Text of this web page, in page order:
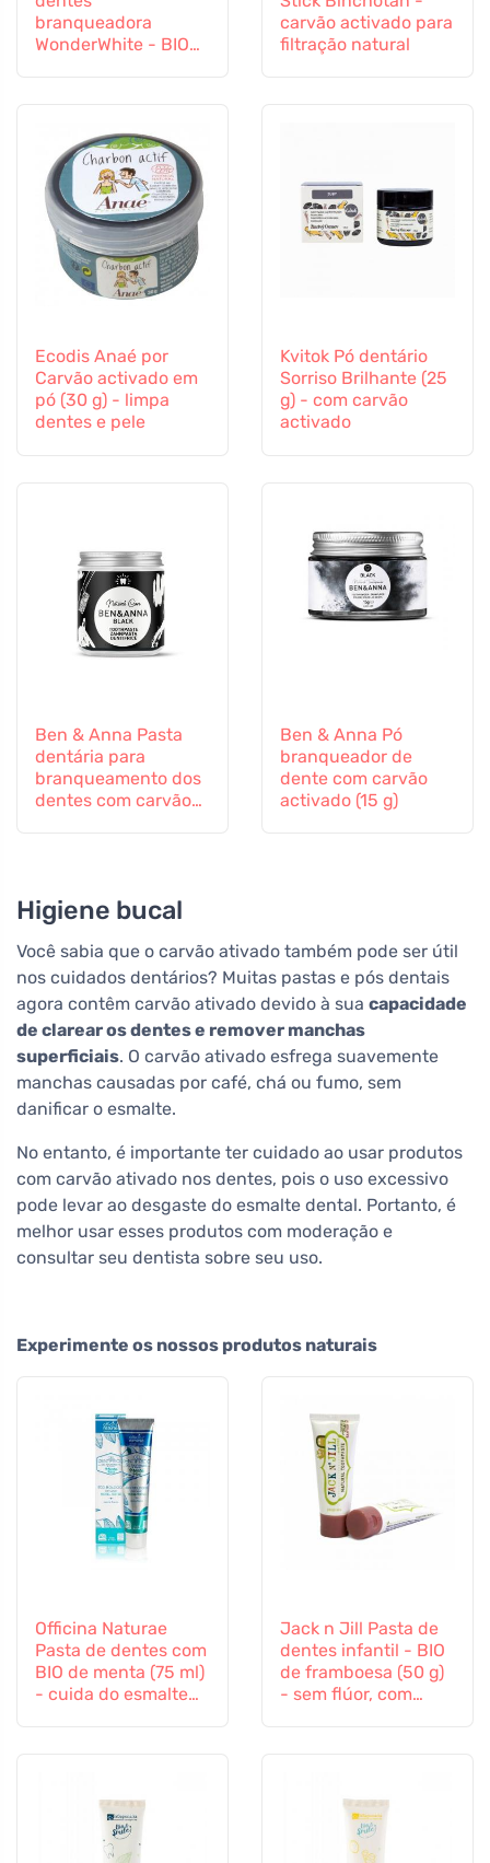
branqueadora
WonderWhite - BIO
carvão activado para
filtração natural
Ecodis Anaé por
Carvão activado em
pó (30 g) - limpa
dentes e pele
Kvitok Pó dentário
Sorriso Brilhante (25
g) - com carvão
activado
Ben & Anna Pasta
dentária para
branqueamento dos
dentes com carvão
Ben & Anna Pó
branqueador de
dente com carvão
activado (15 g)
Higiene bucal
Você sabia que o carvão ativado também pode ser útil
nos cuidados dentários? Muitas pastas e pós dentais
agora contêm carvão ativado devido à sua capacidade
de clarear os dentes e remover manchas
superficiais. O carvão ativado esfrega suavemente
manchas causadas por café, chá ou fumo, sem
danificar o esmalte.
No entanto, é importante ter cuidado ao usar produtos
com carvão ativado nos dentes, pois o uso excessivo
pode levar ao desgaste do esmalte dental. Portanto, é
melhor usar esses produtos com moderação e
consultar seu dentista sobre seu uso.
Experimente os nossos produtos naturais
Officina Naturae
Pasta de dentes com
BIO de menta (75 ml)
- cuida do esmalte
Jack n Jill Pasta de
dentes infantil - BIO
de framboesa (50 g)
- sem flúor, com